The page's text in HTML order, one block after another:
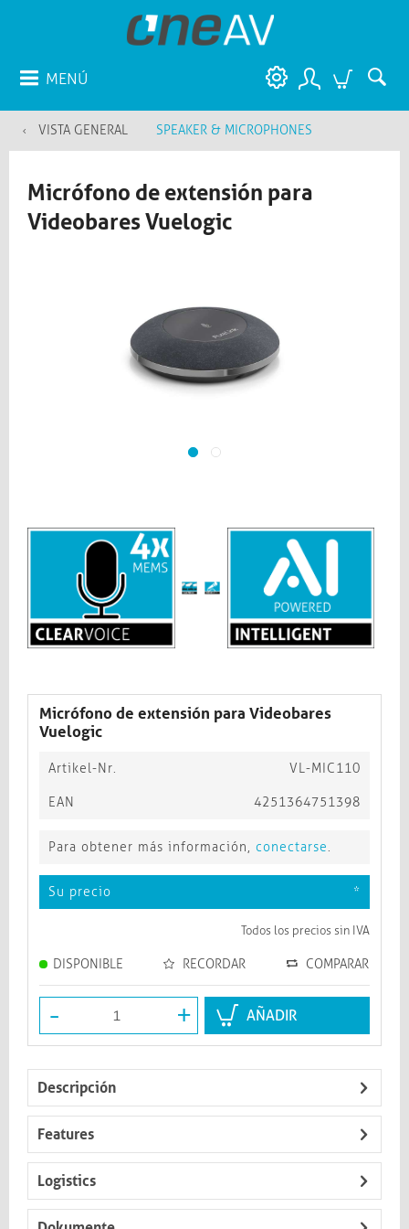
MENÚ
VISTA GENERAL SPEAKER & MICROPHONES
Micrófono de extensión para
Videobares Vuelogic
Micrófono de extensión para Videobares
Vuelogic
Artikel-Nr. VL-MIC110
EAN 4251364751398
Para obtener más información, conectarse.
Su precio *
Todos los precios sin IVA
DISPONIBLE RECORDAR COMPARAR
- + AÑADIR
Descripción
Features
Logistics